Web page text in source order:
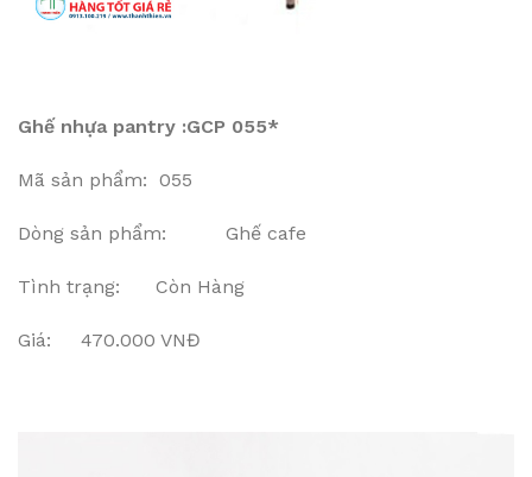
Ghế nhựa pantry :GCP 055*
Mã sản phẩm: 055
Dòng sản phẩm: Ghế cafe
Tình trạng: Còn Hàng
Giá: 470.000 VNĐ